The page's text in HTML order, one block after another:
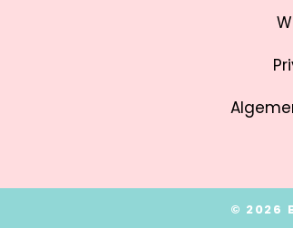
© 2026